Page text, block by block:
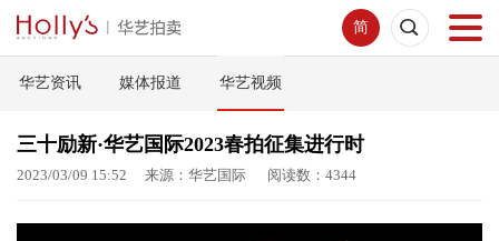
简
首页
拍卖预展
华艺资讯 媒体报道 华艺视频
三十励新·华艺国际2023春拍征集进行时
2023/03/09 15:52 来源：华艺国际 阅读数：4344